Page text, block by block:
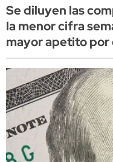
Se diluyen las
la menor cifra
mayor apetito por